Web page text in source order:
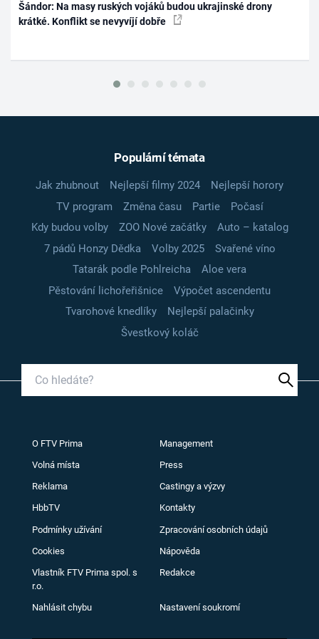
Šándor: Na masy ruských vojáků budou ukrajinské drony
krátké. Konflikt se nevyvíjí dobře
Populární témata
Jak zhubnout Nejlepší filmy 2024
Nejlepší horory
TV program
Změna času Partie
Počasí
Kdy budou volby
ZOO Nové začátky
Auto – katalog
7 pádů Honzy Dědka
Volby 2025
Svařené víno
Tatarák podle Pohlreicha
Aloe vera
Pěstování lichořeřišnice
Výpočet ascendentu
Tvarohové knedlíky
Nejlepší palačinky
Švestkový koláč
O FTV Prima Management
Volná místa Press
Reklama Castingy a výzvy
HbbTV Kontakty
Podmínky užívání Zpracování osobních údajů
Cookies Nápověda
Vlastník FTV Prima spol. s
r.o.
Redakce
Nahlásit chybu Nastavení soukromí